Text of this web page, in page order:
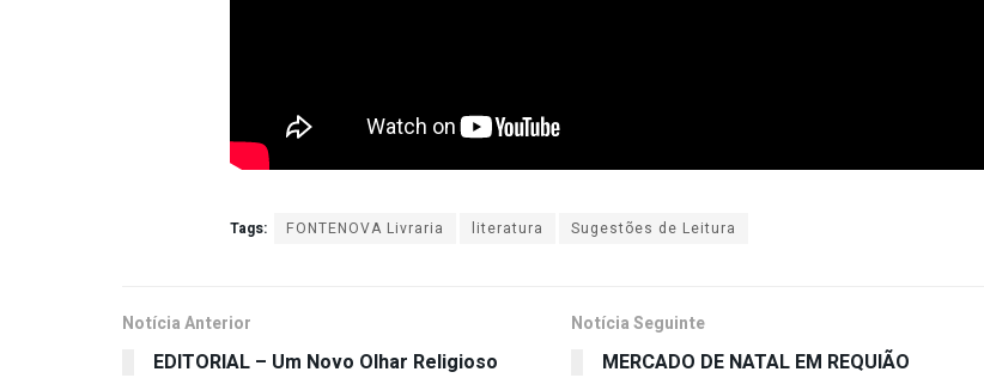
Tags: FONTENOVA Livraria literatura Sugestões de Leitura
Notícia Anterior
EDITORIAL – Um Novo Olhar Religioso
Notícia Seguinte
MERCADO DE NATAL EM REQUIÃO